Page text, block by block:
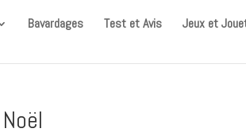
Bavardages Test et Avis Jeux et